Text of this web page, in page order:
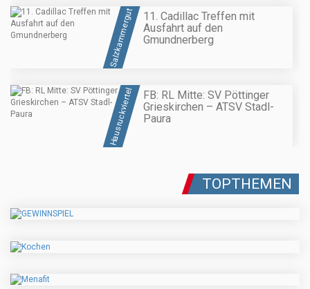
Salzkammergut
11. Cadillac Treffen mit
Ausfahrt auf den
Gmundnerberg
Hausruckviertel
FB: RL Mitte: SV Pöttinger
Grieskirchen – ATSV Stadl-
Paura
TOPTHEMEN